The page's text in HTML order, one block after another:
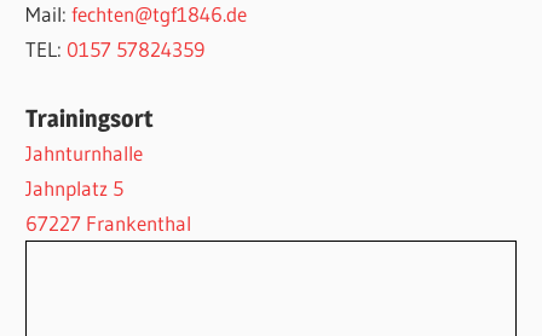
Mail:fechten@tgf1846.de
TEL: 0157 57824359
Trainingsort
Jahnturnhalle
Jahnplatz 5
67227 Frankenthal